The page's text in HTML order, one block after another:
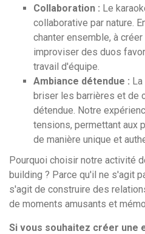
Collaboration : Le
collaborative par nature.
chanter ensemble, à
improviser des duos
travail d'équipe.
Ambiance détendue :
briser les barrières et de
détendue. Notre
tensions, permettant aux
de manière unique et
Pourquoi choisir notre activité
building ? Parce qu'il ne s'agit
s'agit de construire des
de moments amusants et
Si vous souhaitez créer une